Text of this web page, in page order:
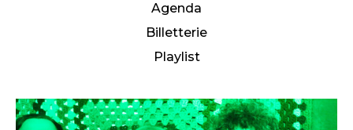
Agenda
Billetterie
Playlist